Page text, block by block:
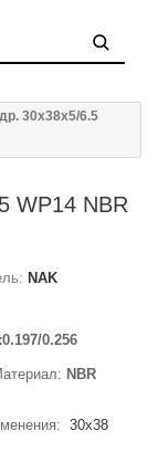
30x38x5/6.5
WP14 NBR
NAK
0.256
NBR
30x38